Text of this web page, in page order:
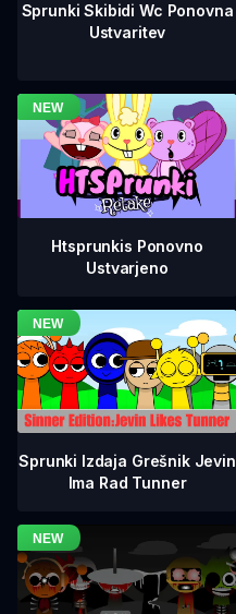
Sprunki Skibidi Wc Ponovna
Ustvaritev
Htsprunkis Ponovno
Ustvarjeno
Sprunki Izdaja Grešnik Jevin
Ima Rad Tunner